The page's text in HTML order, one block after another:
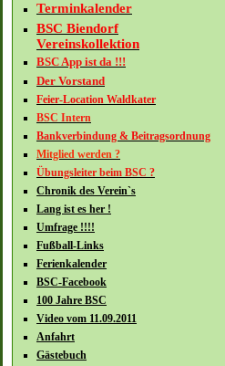
Terminkalender
BSC Biendorf
Vereinskollektion
BSC App ist da !!!
Der Vorstand
Feier-Location Waldkater
BSC Intern
Bankverbindung & Beitragsordnung
Mitglied werden ?
Übungsleiter beim BSC ?
Chronik des Verein`s
Lang ist es her !
Umfrage !!!!
Fußball-Links
Ferienkalender
BSC-Facebook
100 Jahre BSC
Video vom 11.09.2011
Anfahrt
Gästebuch